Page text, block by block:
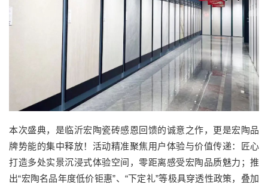
本次盛典，是临沂宏陶瓷砖感恩回馈的诚意之作，更是宏陶品
牌势能的集中释放！活动精准聚焦用户体验与价值传递：匠心
打造多处实景沉浸式体验空间，零距离感受宏陶品质魅力；推
出“宏陶名品年度低价钜惠”、“下定礼”等极具穿透性政策，叠加